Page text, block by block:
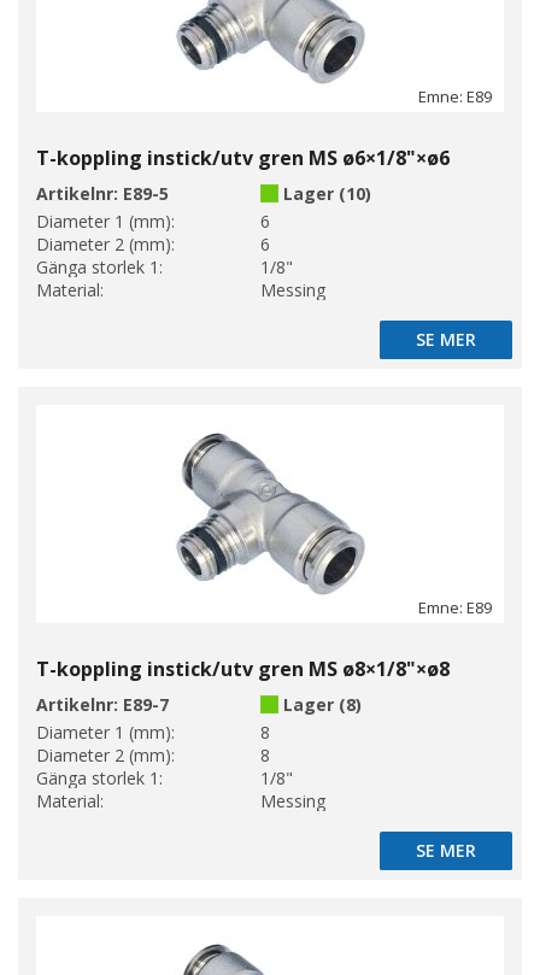
Emne: E89
T-koppling instick/utv gren MS ø6×1/8"×ø6
Artikelnr: E89-5
Lager (10)
Diameter 1 (mm):
6
Diameter 2 (mm):
6
Gänga storlek 1:
1/8"
Material:
Messing
SE MER
SE MER
Emne: E89
T-koppling instick/utv gren MS ø8×1/8"×ø8
Artikelnr: E89-7
Lager (8)
Diameter 1 (mm):
8
Diameter 2 (mm):
8
Gänga storlek 1:
1/8"
Material:
Messing
SE MER
SE MER